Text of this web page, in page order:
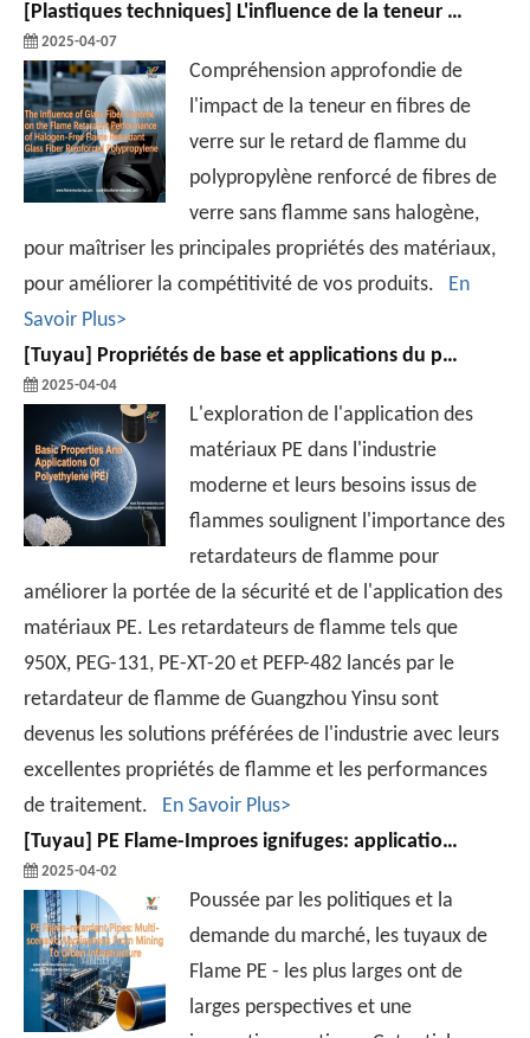
Plastiques techniques L'influence de la teneur en fibres de verre sur les performances ignifuges de la flamme du polypropylène renforcé de fibre de verre sans ignifuge sans halogène
2025-04-07
Compréhension approfondie de
l'impact de la teneur en fibres de
verre sur le retard de flamme du
polypropylène renforcé de fibres de
verre sans flamme sans halogène,
pour maîtriser les principales propriétés des matériaux,
pour améliorer la compétitivité de vos produits. En
Savoir Plus>
Tuyau Propriétés de base et applications du polyéthylène (PE)
2025-04-04
L'exploration de l'application des
matériaux PE dans l'industrie
moderne et leurs besoins issus de
flammes soulignent l'importance des
retardateurs de flamme pour
améliorer la portée de la sécurité et de l'application des
matériaux PE. Les retardateurs de flamme tels que
950X, PEG-131, PE-XT-20 et PEFP-482 lancés par le
retardateur de flamme de Guangzhou Yinsu sont
devenus les solutions préférées de l'industrie avec leurs
excellentes propriétés de flamme et les performances
de traitement. En Savoir Plus>
Tuyau PE Flame-Improes ignifuges: applications multi-scènes de l'exploitation minière à l'infrastructure urbaine
2025-04-02
Poussée par les politiques et la
demande du marché, les tuyaux de
Flame PE - les plus larges ont de
larges perspectives et une